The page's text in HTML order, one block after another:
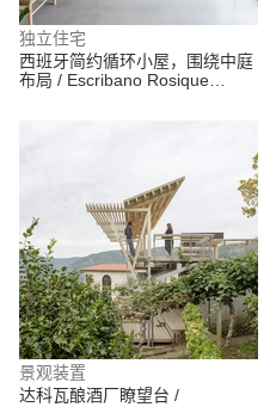
独立住宅
西班牙简约循环小屋，围绕中庭
布局 / Escribano Rosique
景观装置
达科瓦酿酒厂瞭望台 /